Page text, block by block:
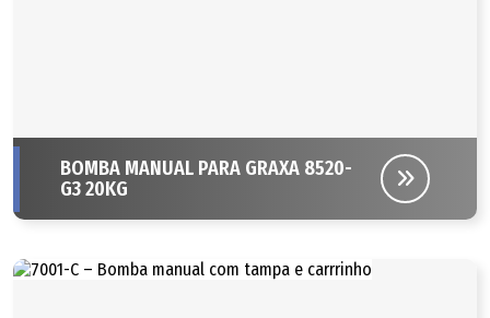
BOMBA MANUAL PARA GRAXA 8520-
G3 20KG